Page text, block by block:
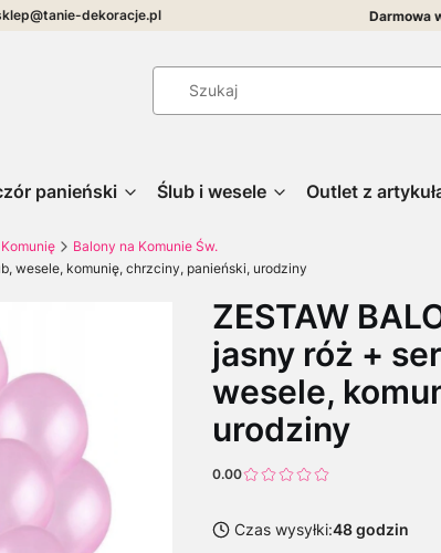
dekoracje.pl Darmowa
panieński Ślub i wesele Outlet z
Balony na Komunie Św.
wesele, komunię, chrzciny, panieński, urodziny
ZESTAW
jasny róż +
wesele,
urodziny
0.00
Czas wysyłki:48 godzin